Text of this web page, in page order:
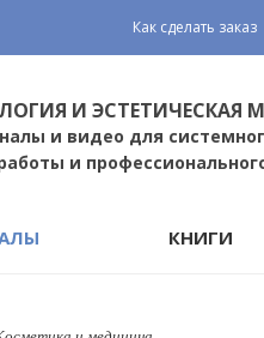
Как сделать заказ
И ЭСТЕТИЧЕСКАЯ
и видео для
и
КНИГИ